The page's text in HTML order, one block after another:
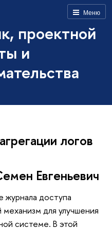
Меню
проектной
и
логов
Евгеньевич
журнала доступа
для улучшения
системе. В этой